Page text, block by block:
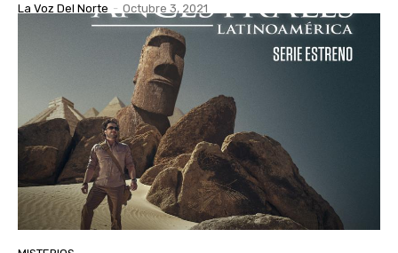
La Voz Del Norte - Octubre 3, 2021